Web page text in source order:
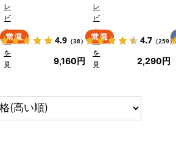
レ
ビ
ュ
ー
を
見
4.9 （38）
レ
ビ
ュ
ー
を
見
9,160円
4.7 （259）
2,290円